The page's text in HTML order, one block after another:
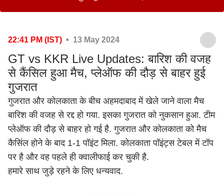
22:41 PM (IST) • 13 May 2024
GT vs KKR Live Updates: बारिश की वजह
से कैंसिल हुआ मैच, प्लेऑफ की दौड़ से बाहर हुई
गुजरात
गुजरात और कोलकाता के बीच अहमदाबाद में खेले जाने वाला मैच
बारिश की वजह से रद्द हो गया. इसका गुजरात को नुकसान हुआ. टीम
प्लेऑफ की दौड़ से बाहर हो गई है. गुजरात और कोलकाता को मैच
कैसिंल होने के बाद 1-1 पॉइंट मिला. कोलकाता पॉइंट्स टेबल में टॉप
पर है और वह पहले ही क्वालीफाई कर चुकी है.
हमारे साथ जुड़े रहने के लिए धन्यवाद.